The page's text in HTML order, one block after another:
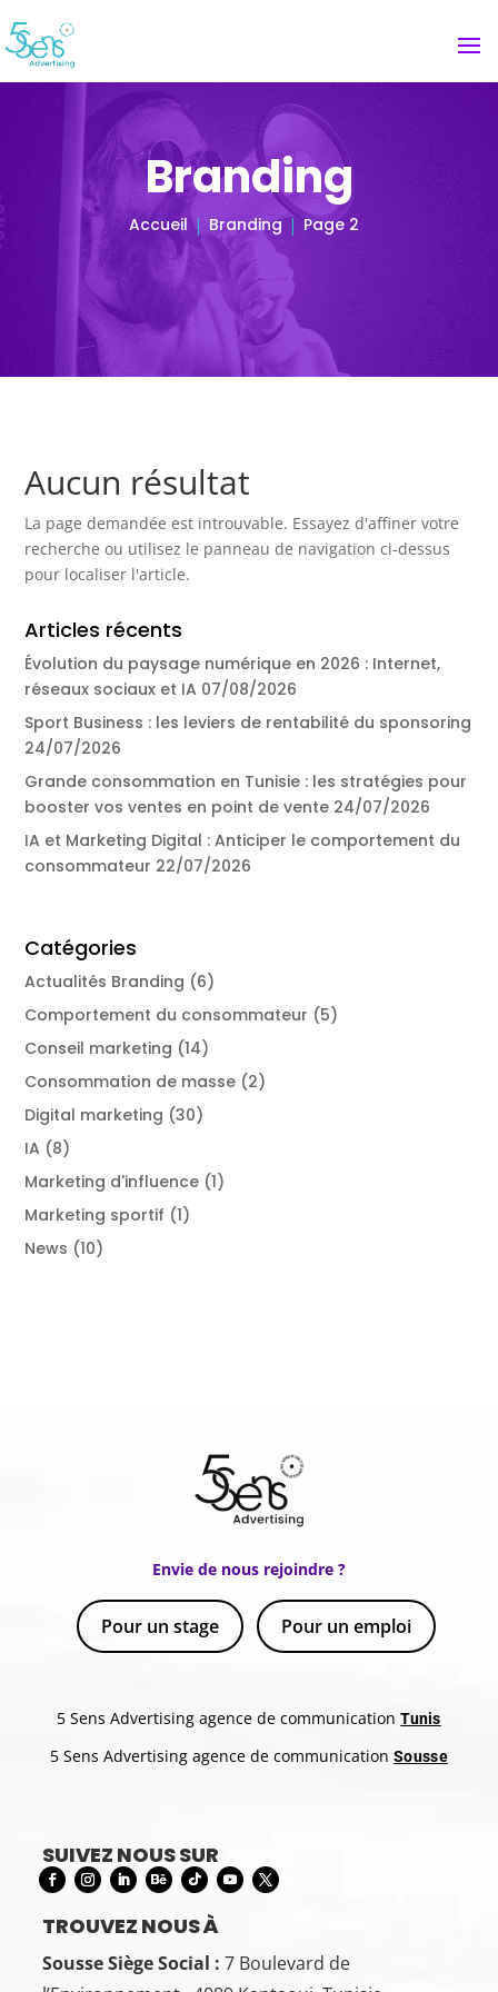
Branding
Accueil Branding Page 2
Aucun résultat
La page demandée est introuvable. Essayez d'affiner votre
recherche ou utilisez le panneau de navigation ci-dessus
pour localiser l'article.
Articles récents
Évolution du paysage numérique en 2026 : Internet,
réseaux sociaux et IA 07/08/2026
Sport Business : les leviers de rentabilité du sponsoring
24/07/2026
Grande consommation en Tunisie : les stratégies pour
booster vos ventes en point de vente 24/07/2026
IA et Marketing Digital : Anticiper le comportement du
consommateur 22/07/2026
Catégories
Actualités Branding (6)
Comportement du consommateur (5)
Conseil marketing (14)
Consommation de masse (2)
Digital marketing (30)
IA (8)
Marketing d'influence (1)
Marketing sportif (1)
News (10)
Envie de nous rejoindre ?
Pour un stage Pour un emploi
5 Sens Advertising agence de communicationTunis
5 Sens Advertising agence de communicationSousse
SUIVEZ NOUS SUR
TROUVEZ NOUS À
Sousse Siège Social : 7 Boulevard de